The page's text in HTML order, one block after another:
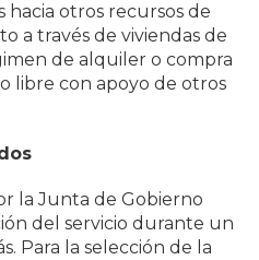
otros recursos de
a través de viviendas de
de alquiler o compra
libre con apoyo de otros
la Junta de Gobierno
del servicio durante un
Para la selección de la